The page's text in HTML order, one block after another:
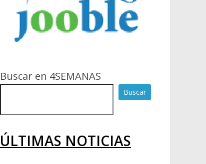
Buscar en 4SEMANAS
Buscar
ÚLTIMAS NOTICIAS